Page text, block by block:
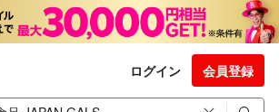
ログイン 会員登録